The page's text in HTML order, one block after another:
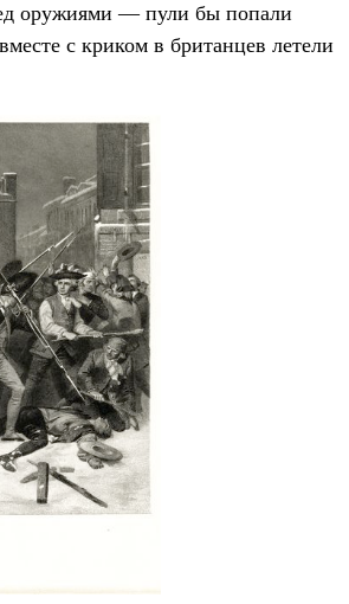
оружиями — пули бы попали
с криком в британцев летели